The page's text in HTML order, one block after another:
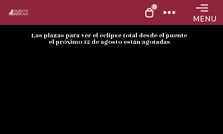
0
MENU
Las plazas para ver el eclipse total desde el puente
el próximo 12 de agosto están agotadas